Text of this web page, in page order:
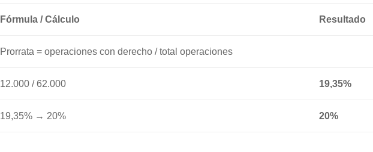
Fórmula / Cálculo Resultado
Prorrata = operaciones con derecho / total operaciones
12.000 / 62.000 19,35%
19,35% → 20% 20%